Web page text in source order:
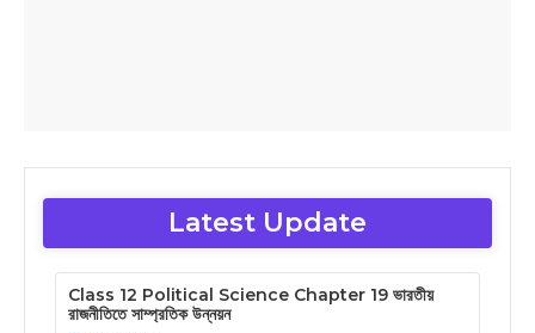
Latest Update
Class 12 Political Science Chapter 19 ভারতীয়
রাজনীতিতে সাম্প্রতিক উন্নয়ন